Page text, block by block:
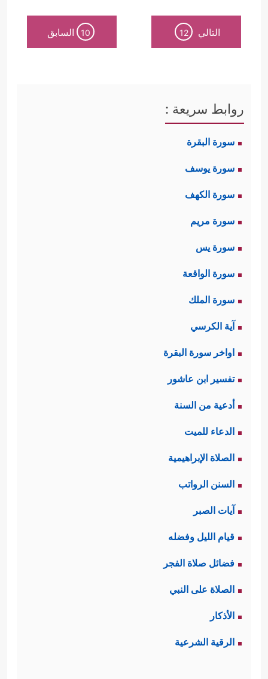
التالي 12
10 السابق
روابط سريعة :
سورة البقرة
سورة يوسف
سورة الكهف
سورة مريم
سورة يس
سورة الواقعة
سورة الملك
آية الكرسي
اواخر سورة البقرة
تفسير ابن عاشور
أدعية من السنة
الدعاء للميت
الصلاة الإبراهيمية
السنن الرواتب
آيات الصبر
قيام الليل وفضله
فضائل صلاة الفجر
الصلاة على النبي
الأذكار
الرقية الشرعية